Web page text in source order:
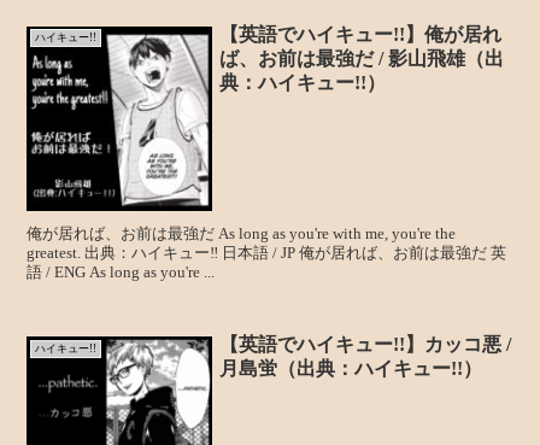
ハイキュー!!
【英語でハイキュー!!】俺が居れ
ば、お前は最強だ / 影山飛雄（出
典：ハイキュー!!）
俺が居れば、お前は最強だ As long as you're with me, you're the
greatest. 出典：ハイキュー‼ 日本語 / JP 俺が居れば、お前は最強だ 英
語 / ENG As long as you're ...
ハイキュー!!
【英語でハイキュー!!】カッコ悪 /
月島蛍（出典：ハイキュー!!）